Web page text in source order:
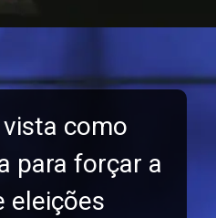
como
para forçar a
eleições